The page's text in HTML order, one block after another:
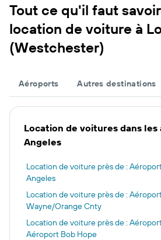
Tout ce qu'il faut
location de voiture à
(Westchester)
Aéroports Autres destinations
Location de voitures dans
Angeles
Location de voiture près de :
Angeles
Location de voiture près de :
Wayne/Orange Cnty
Location de voiture près de :
Aéroport Bob Hope